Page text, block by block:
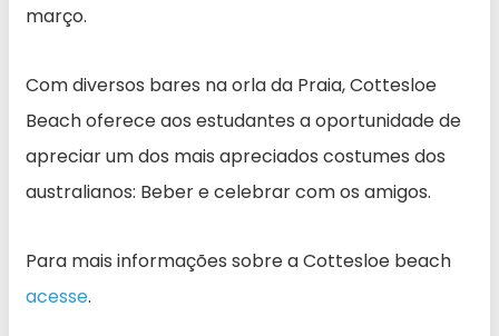
março.
Com diversos bares na orla da Praia, Cottesloe
Beach oferece aos estudantes a oportunidade de
apreciar um dos mais apreciados costumes dos
australianos: Beber e celebrar com os amigos.
Para mais informações sobre a Cottesloe beach
acesse.